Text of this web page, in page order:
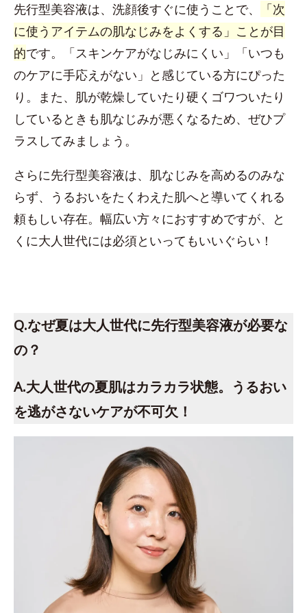
先行型美容液は、洗顔後すぐに使うことで、
「次
に使うアイテムの肌なじみをよくする」ことが目
的です。「スキンケアがなじみにくい」「いつも
のケアに手応えがない」と感じている方にぴった
り。また、肌が乾燥していたり硬くゴワついたり
しているときも肌なじみが悪くなるため、ぜひプ
ラスしてみましょう。
さらに先行型美容液は、肌なじみを高めるのみな
らず、うるおいをたくわえた肌へと導いてくれる
頼もしい存在。幅広い方々におすすめですが、と
くに大人世代には必須といってもいいぐらい！
Q.なぜ夏は大人世代に先行型美容液が必要な
の？
A.大人世代の夏肌はカラカラ状態。うるおい
を逃がさないケアが不可欠！